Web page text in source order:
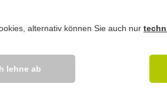
alternativ können Sie auch nur
lehne ab